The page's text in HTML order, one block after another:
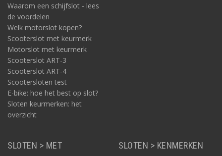
Waarom een schijfslot - lees
de voordelen
Welk motorslot kopen?
Scooterslot met keurmerk
Motorslot met keurmerk
Scooterslot ART-3
Scooterslot ART-4
Scootersloten test
E-bike: hoe het best op slot?
Sloten keurmerken: het
overzicht
SLOTEN > MET SLOTEN > KENMERKEN